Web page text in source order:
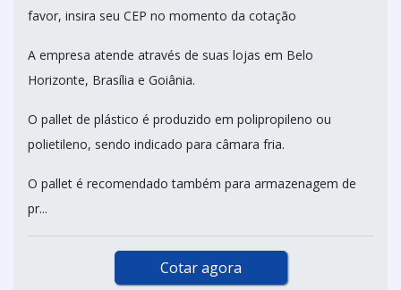
favor, insira seu CEP no momento da cotação
A empresa atende através de suas lojas em Belo
Horizonte, Brasília e Goiânia.
O pallet de plástico é produzido em polipropileno ou
polietileno, sendo indicado para câmara fria.
O pallet é recomendado também para armazenagem de
pr...
Cotar agora